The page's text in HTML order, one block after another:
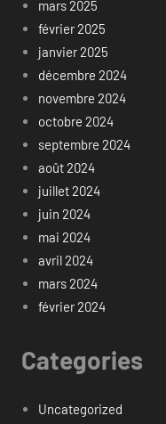
mars 2025
février 2025
janvier 2025
décembre 2024
novembre 2024
octobre 2024
septembre 2024
août 2024
juillet 2024
juin 2024
mai 2024
avril 2024
mars 2024
février 2024
Categories
Uncategorized